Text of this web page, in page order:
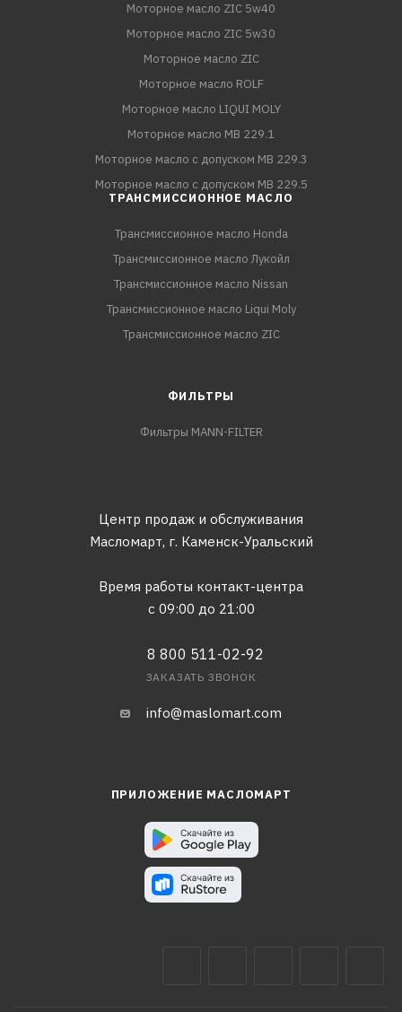
Моторное масло ZIC 5w40
Моторное масло ZIC 5w30
Моторное масло ZIC
Моторное масло ROLF
Моторное масло LIQUI MOLY
Моторное масло MB 229.1
Моторное масло с допуском MB 229.3
Моторное масло с допуском MB 229.5
ТРАНСМИССИОННОЕ МАСЛО
Трансмиссионное масло Honda
Трансмиссионное масло Лукойл
Трансмиссионное масло Nissan
Трансмиссионное масло Liqui Moly
Трансмиссионное масло ZIC
ФИЛЬТРЫ
Фильтры MANN-FILTER
Центр продаж и обслуживания
Масломарт, г. Каменск-Уральский
Время работы контакт-центра
с 09:00 до 21:00
8 800 511-02-92
ЗАКАЗАТЬ ЗВОНОК
info@maslomart.com
ПРИЛОЖЕНИЕ МАСЛОМАРТ